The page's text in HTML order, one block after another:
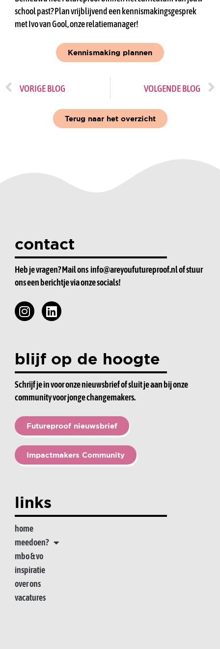
school past? Plan vrijblijvend een kennismakingsgesprek
met Ivo van Gool, onze relatiemanager!
Kennismaking plannen
VORIGE BLOG VOLGENDE BLOG
Terug naar het overzicht
contact
Heb je vragen? Mail ons info@areyoufutureproof.nlof stuur
ons een berichtje via onze socials!
blijf op de hoogte
Schrijf je in voor onze nieuwsbrief of sluit je aan bij onze
community voor jonge changemakers.
Futureproof nieuwsbrief
Impactmakers Community
links
home
meedoen?
mbo & vo
inspiratie
over ons
vacatures